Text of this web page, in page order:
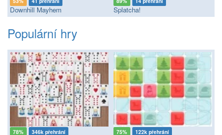
Downhill Mayhem Splatcha!
Populární hry
78% 346k přehrání 75% 122k přehrání